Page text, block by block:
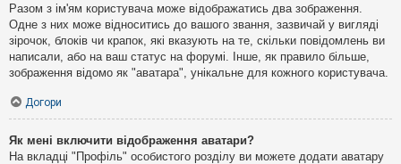
Разом з ім'ям користувача може відображатись два зображення.
Одне з них може відноситись до вашого звання, зазвичай у вигляді
зірочок, блоків чи крапок, які вказують на те, скільки повідомлень ви
написали, або на ваш статус на форумі. Інше, як правило більше,
зображення відомо як "аватара", унікальне для кожного користувача.
Догори
Як мені включити відображення аватари?
На вкладці "Профіль" особистого розділу ви можете додати аватару